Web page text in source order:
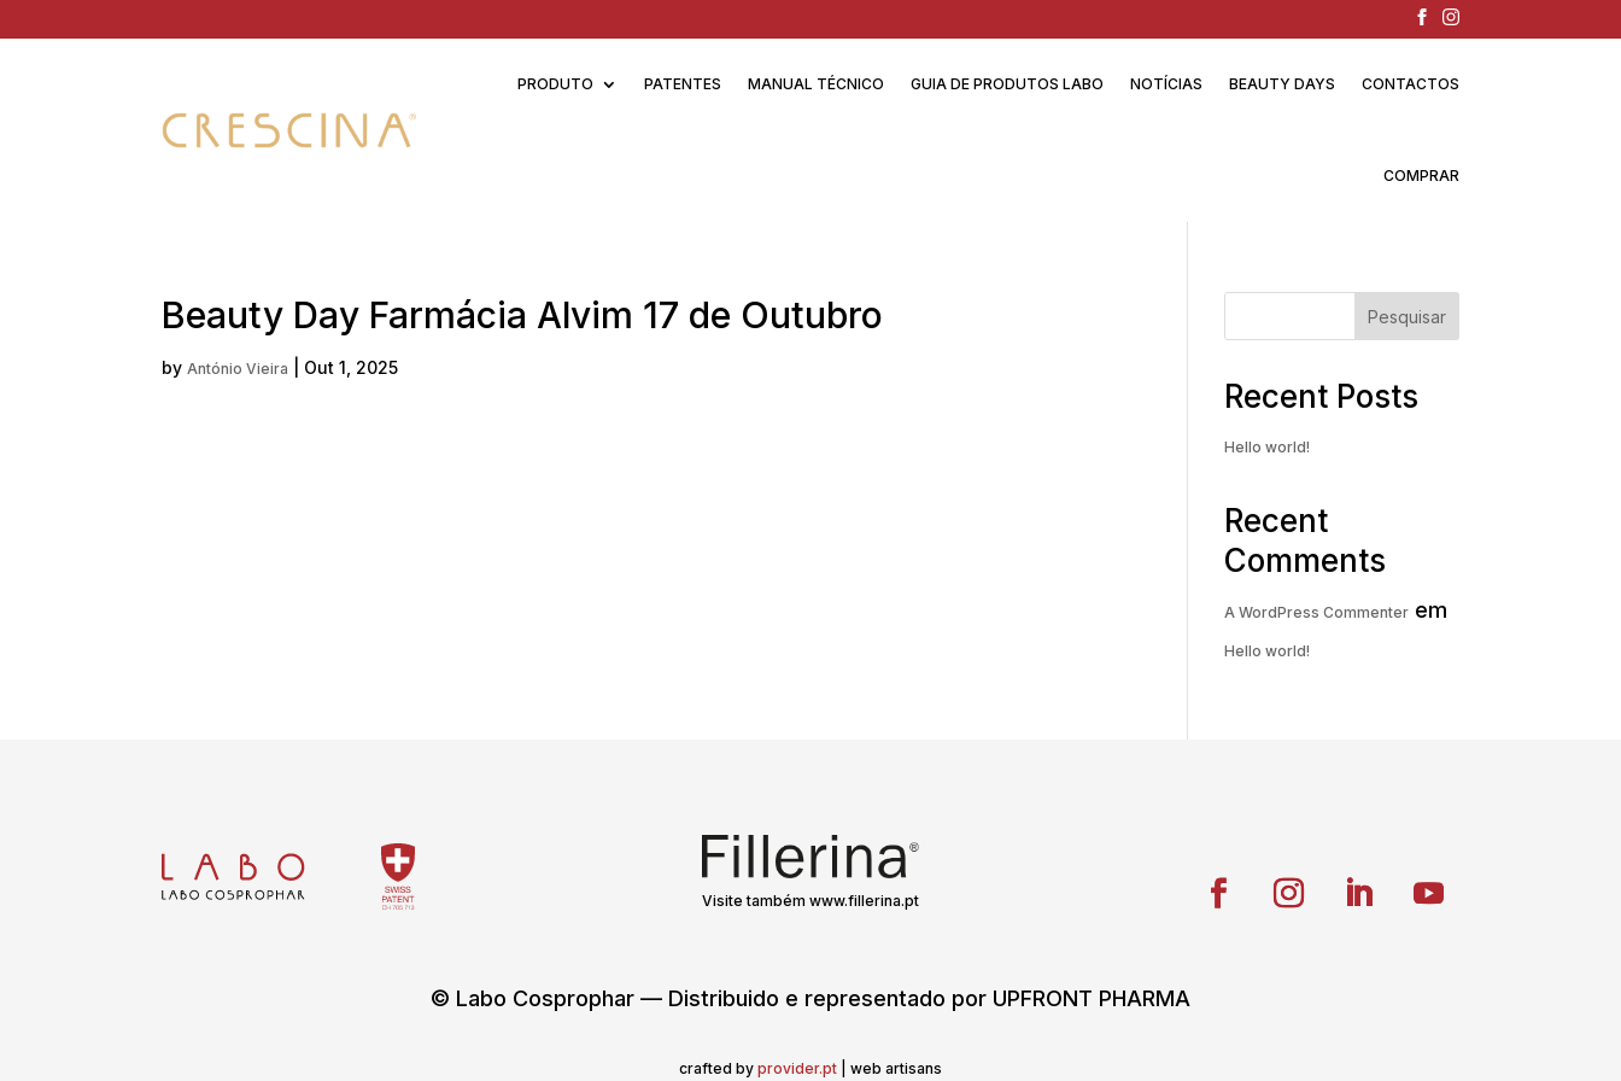
PRODUTO PATENTES MANUAL TÉCNICO GUIA DE PRODUTOS LABO NOTÍCIAS BEAUTY DAYS CONTACTOS
COMPRAR
Beauty Day Farmácia Alvim 17 de Outubro
by António Vieira Out 1, 2025
Pesquisar
Recent Posts
Hello world!
Recent
Comments
A WordPress Commenter em
Hello world!
Visite também www.fillerina.pt
© Labo Cosprophar — Distribuido e representado por UPFRONT PHARMA
crafted by provider.pt | web artisans